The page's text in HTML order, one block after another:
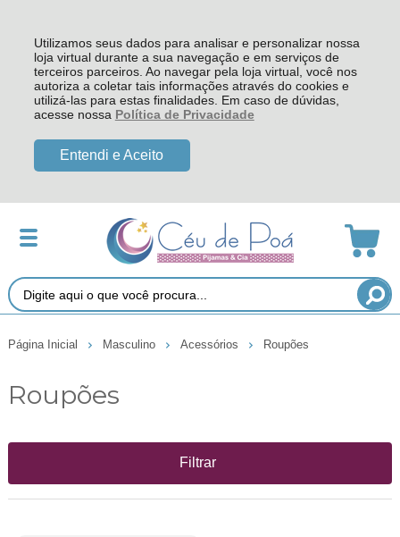
Utilizamos seus dados para analisar e personalizar nossa
loja virtual durante a sua navegação e em serviços de
terceiros parceiros. Ao navegar pela loja virtual, você nos
autoriza a coletar tais informações através do cookies e
utilizá-las para estas finalidades. Em caso de dúvidas,
acesse nossa Política de Privacidade
Entendi e Aceito
Página Inicial Masculino Acessórios Roupões
Roupões
Filtrar